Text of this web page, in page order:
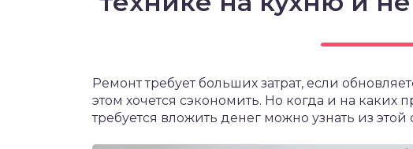
Ремонт требует больших затрат, если
этом хочется сэкономить. Но когда и на каких
требуется вложить денег можно узнать из этой